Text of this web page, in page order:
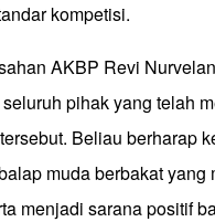
kompetisi.
AKBP Revi
pihak yang telah
Beliau berharap
muda berbakat yang
menjadi sarana positif